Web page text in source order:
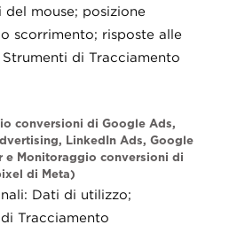
del mouse; posizione
scorrimento; risposte alle
di Tracciamento
conversioni di Google Ads,
LinkedIn Ads, Google
e Monitoraggio conversioni di
di Meta)
Dati di utilizzo;
Tracciamento